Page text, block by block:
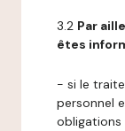
3.2 Par
êtes
- si le
personnel
obligations